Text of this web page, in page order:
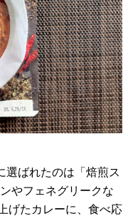
選ばれたのは「焙煎ス
やフェネグリークな
げたカレーに、食べ応